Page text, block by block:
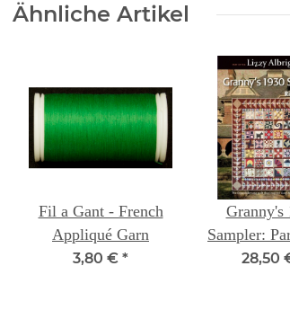
Ähnliche Artikel
Fil a Gant - French
Appliqué Garn
3,80 € *
Granny's
Sampler:
Lizzy
28,50